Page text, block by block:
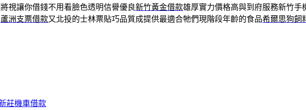
視讓你借錢不用看臉色透明信譽優良新竹黃金借款雄厚實力價格高與到府服務新竹手
蘆洲支票借款又北投的士林票貼巧品質成提供最適合牠們現階段年齡的食品希爾思狗飼
莊機車借款